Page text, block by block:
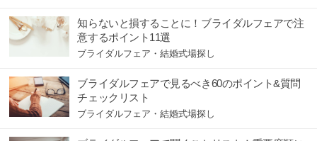
知らないと損することに！ブライダルフェアで注
意するポイント11選
ブライダルフェア・結婚式場探し
ブライダルフェアで見るべき60のポイント&質問
チェックリスト
ブライダルフェア・結婚式場探し